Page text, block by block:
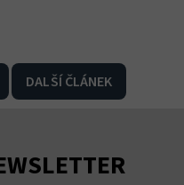
DALŠÍ ČLÁNEK